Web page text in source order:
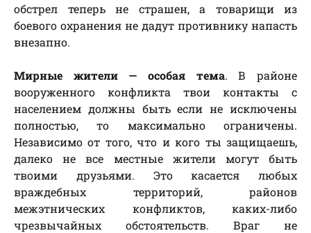
обстрел теперь не страшен, а товарищи из
боевого охранения не дадут противнику напасть
внезапно.
Мирные жители — особая тема. В районе
вооруженного конфликта твои контакты с
населением должны быть если не исключены
полностью, то максимально ограничены.
Независимо от того, что и кого ты защищаешь,
далеко не все местные жители могут быть
твоими друзьями. Это касается любых
враждебных территорий, районов
межэтнических конфликтов, каких-либо
чрезвычайных обстоятельств. Враг не